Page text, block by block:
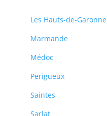
Les Hauts-de-Garonne
Marmande
Médoc
Perigueux
Saintes
Sarlat